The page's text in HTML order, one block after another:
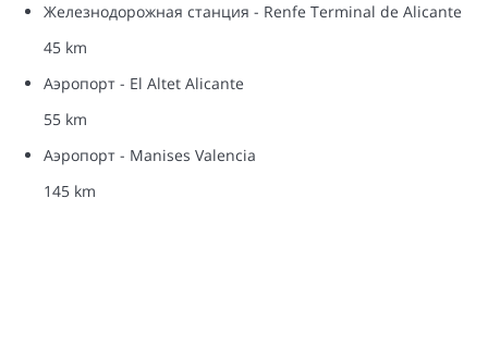
Железнодорожная станция - Renfe Terminal de Alicante
45 km
Аэропорт - El Altet Alicante
55 km
Аэропорт - Manises Valencia
145 km